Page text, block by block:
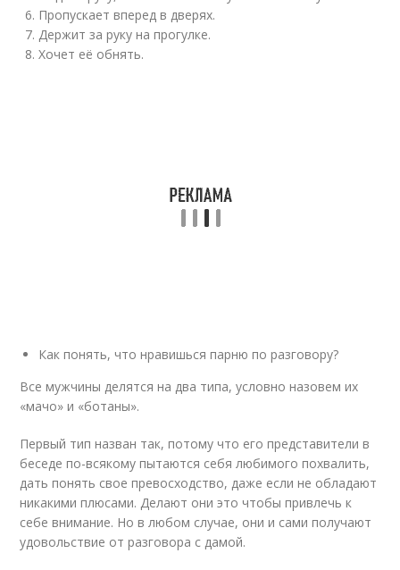
Пропускает вперед в дверях.
Держит за руку на прогулке.
Хочет её обнять.
Как понять, что нравишься парню по разговору?
Все мужчины делятся на два типа, условно назовем их
«мачо» и «ботаны».
Первый тип назван так, потому что его представители в
беседе по-всякому пытаются себя любимого похвалить,
дать понять свое превосходство, даже если не обладают
никакими плюсами. Делают они это чтобы привлечь к
себе внимание. Но в любом случае, они и сами получают
удовольствие от разговора с дамой.